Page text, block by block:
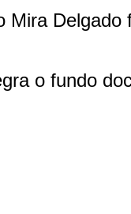
Mira Delgado
o fundo